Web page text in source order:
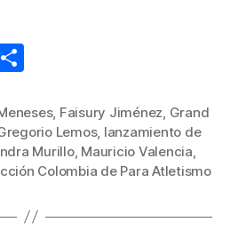
Pi
m
p
ar
, Faisury Jiménez, Grand
Lemos, lanzamiento de
Murillo, Mauricio Valencia,
Colombia de Para Atletismo